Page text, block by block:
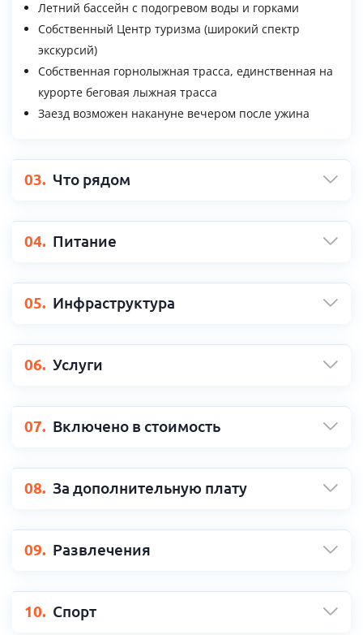
Летний бассейн с подогревом воды и горками
Собственный Центр туризма (широкий спектр
экскурсий)
Собственная горнолыжная трасса, единственная на
курорте беговая лыжная трасса
Заезд возможен накануне вечером после ужина
03. Что рядом
04. Питание
05. Инфраструктура
06. Услуги
07. Включено в стоимость
08. За дополнительную плату
09. Развлечения
10. Спорт